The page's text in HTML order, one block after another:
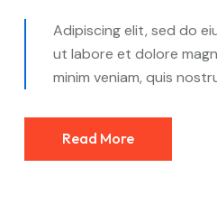
Adipiscing elit, sed do
ut labore et dolore
minim veniam, quis
Read More